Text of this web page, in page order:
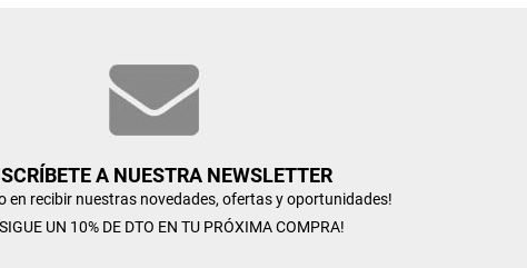
A NUESTRA NEWSLETTER
en recibir nuestras novedades, ofertas y oportunidades!
UN 10% DE DTO EN TU PRÓXIMA COMPRA!